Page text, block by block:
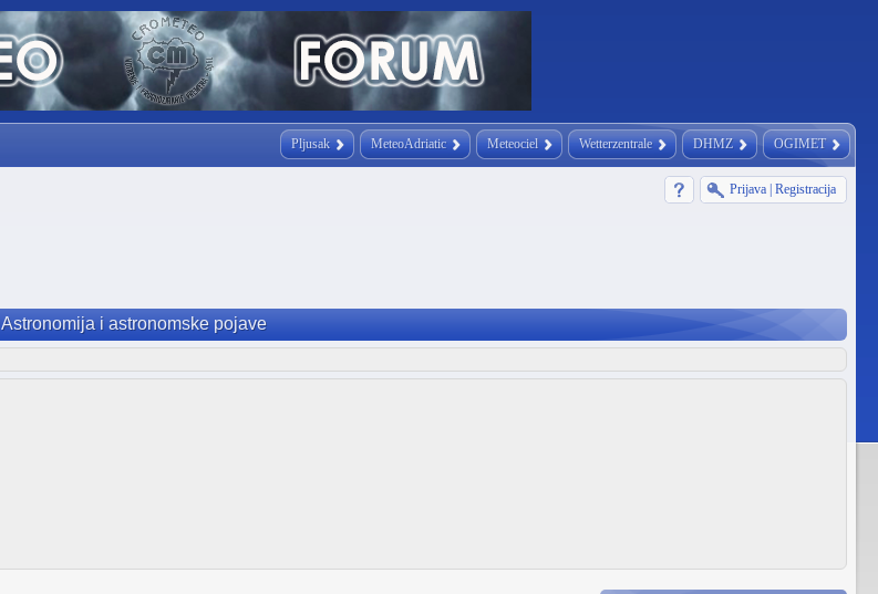
Pljusak MeteoAdriatic Meteociel Wetterzentrale DHMZ OGIMET
Prijava Registracija
Astronomija i astronomske pojave